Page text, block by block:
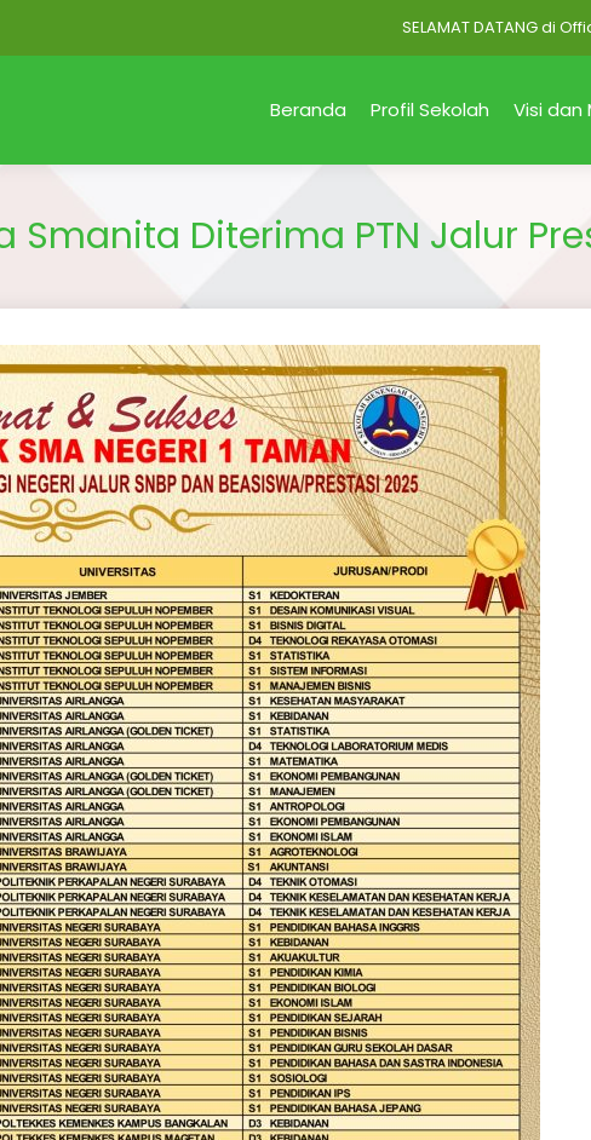
SELAMAT DATANG di Official
Beranda Profil Sekolah Visi dan
Smanita Diterima PTN Jalur